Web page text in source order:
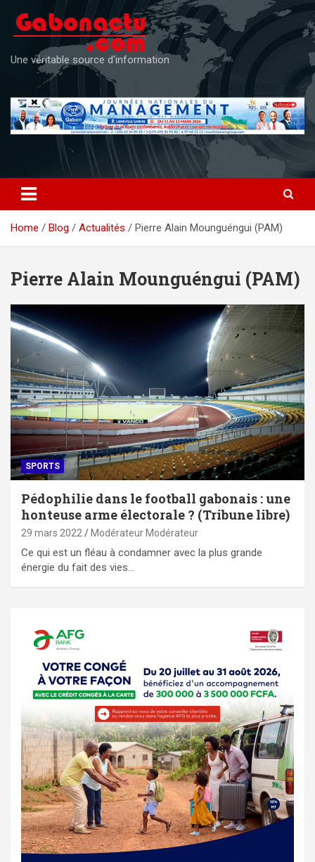
content
Une véritable source d'information
Home Blog Actualités Pierre Alain Mounguéngui (PAM)
Pierre Alain Mounguéngui (PAM)
SPORTS
Pédophilie dans le football gabonais : une
honteuse arme électorale ? (Tribune libre)
29 mars 2022 Modérateur Modérateur
Ce qui est un fléau à condamner avec la plus grande
énergie du fait des vies…